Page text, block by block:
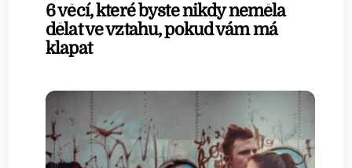
6 věcí, které byste nikdy neměla
dělat ve vztahu, pokud vám má
klapat